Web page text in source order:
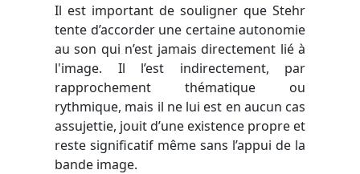
Il est important de souligner que Stehr
tente d’accorder une certaine autonomie
au son qui n’est jamais directement lié à
l'image. Il l’est indirectement, par
rapprochement thématique ou
rythmique, mais il ne lui est en aucun cas
assujettie, jouit d’une existence propre et
reste significatif même sans l’appui de la
bande image.